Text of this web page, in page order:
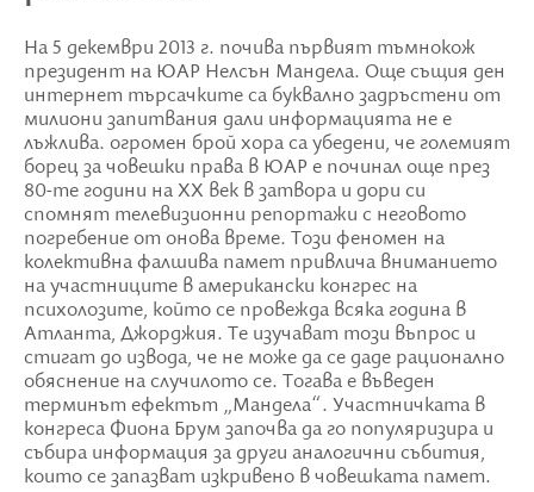
На 5 декември 2013 г. почива първият тъмнокож
президент на ЮАР Нелсън Мандела. Още същия ден
интернет търсачките са буквално задръстени от
милиони запитвания дали информацията не е
лъжлива. огромен брой хора са убедени, че големият
борец за човешки права в ЮАР е починал още през
80-те години на ХХ век в затвора и дори си
спомнят телевизионни репортажи с неговото
погребение от онова време. Този феномен на
колективна фалшива памет привлича вниманието
на участниците в американски конгрес на
психолозите, който се провежда всяка година в
Атланта, Джорджия. Те изучават този въпрос и
стигат до извода, че не може да се даде рационално
обяснение на случилото се. Тогава е въведен
терминът ефектът „Мандела“. Участничката в
конгреса Фиона Брум започва да го популяризира и
събира информация за други аналогични събития,
които се запазват изкривено в човешката памет.